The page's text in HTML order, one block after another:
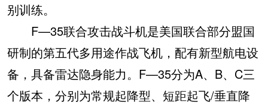
别训练。
F—35联合攻击战斗机是美国联合部分盟国
研制的第五代多用途作战飞机，配有新型航电设
备，具备雷达隐身能力。F—35分为A、B、C三
个版本，分别为常规起降型、短距起飞/垂直降